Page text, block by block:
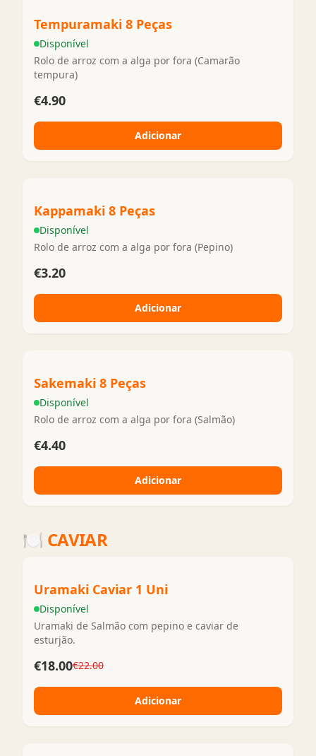
Tempuramaki 8 Peças
Disponível
Rolo de arroz com a alga por fora (Camarão
tempura)
€4.90
Adicionar
Kappamaki 8 Peças
Disponível
Rolo de arroz com a alga por fora (Pepino)
€3.20
Adicionar
Sakemaki 8 Peças
Disponível
Rolo de arroz com a alga por fora (Salmão)
€4.40
Adicionar
🍽️ CAVIAR
Uramaki Caviar 1 Uni
Disponível
Uramaki de Salmão com pepino e caviar de
esturjão.
€18.00€22.00
Adicionar